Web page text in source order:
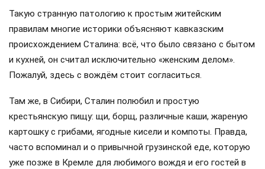
Такую странную патологию к простым житейским
правилам многие историки объясняют кавказским
происхождением Сталина: всё, что было связано с бытом
и кухней, он считал исключительно «женским делом».
Пожалуй, здесь с вождём стоит согласиться.
Там же, в Сибири, Сталин полюбил и простую
крестьянскую пищу: щи, борщ, различные каши, жареную
картошку с грибами, ягодные кисели и компоты. Правда,
часто вспоминал и о привычной грузинской еде, которую
уже позже в Кремле для любимого вождя и его гостей в